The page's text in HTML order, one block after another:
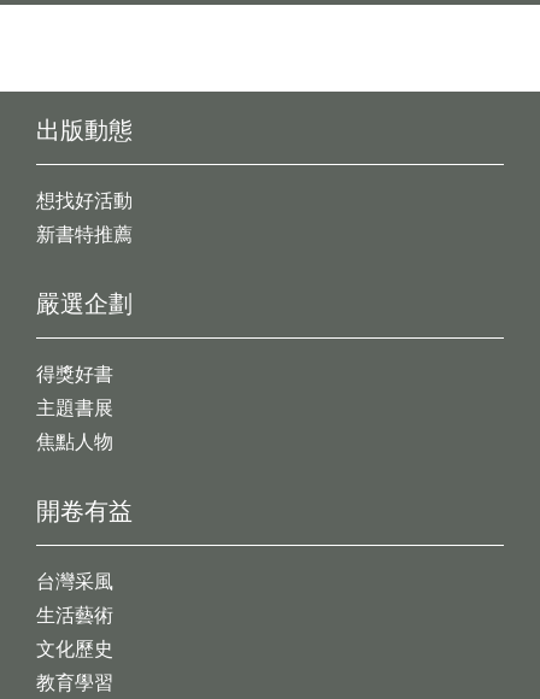
出版動態
想找好活動
新書特推薦
開卷有益
台灣采風
生活藝術
文化歷史
教育學習
嚴選企劃
得獎好書
主題書展
焦點人物